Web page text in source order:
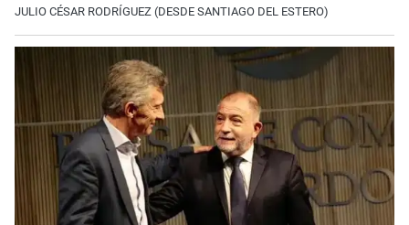
JULIO CÉSAR RODRÍGUEZ (DESDE SANTIAGO DEL ESTERO)